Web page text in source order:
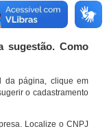
meio do site.
sugestão. Como
da página, clique em
o cadastramento
Localize o CNPJ